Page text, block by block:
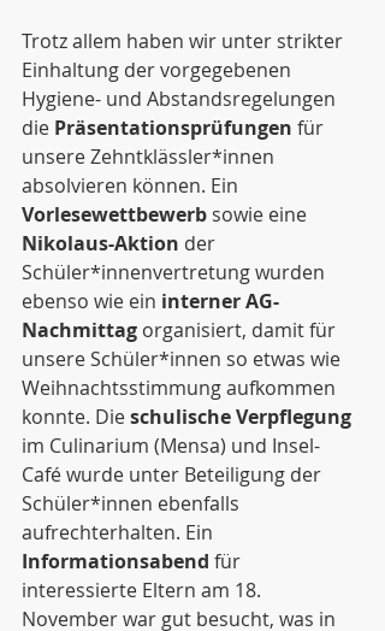
Trotz allem haben wir unter strikter
Einhaltung der vorgegebenen
Hygiene- und Abstandsregelungen
die Präsentationsprüfungen für
unsere Zehntklässler*innen
absolvieren können. Ein
Vorlesewettbewerb sowie eine
Nikolaus-Aktion der
Schüler*innenvertretung wurden
ebenso wie ein interner AG-
Nachmittag organisiert, damit für
unsere Schüler*innen so etwas wie
Weihnachtsstimmung aufkommen
konnte. Die schulische Verpflegung
im Culinarium (Mensa) und Insel-
Café wurde unter Beteiligung der
Schüler*innen ebenfalls
aufrechterhalten. Ein
Informationsabend für
interessierte Eltern am 18.
November war gut besucht, was in